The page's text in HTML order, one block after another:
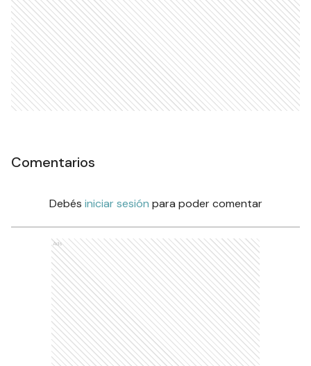
Comentarios
Debés iniciar sesión para poder comentar
Ads